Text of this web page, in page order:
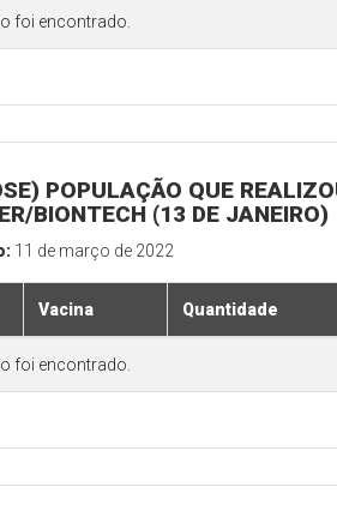
foi encontrado.
POPULAÇÃO QUE
BIONTECH (13 DE JANEIRO)
11 de março de 2022
Vacina Quantidade
foi encontrado.